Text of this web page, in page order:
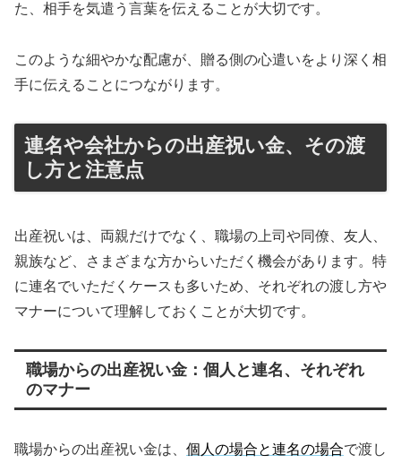
た、相手を気遣う言葉を伝えることが大切です。
このような細やかな配慮が、贈る側の心遣いをより深く相
手に伝えることにつながります。
連名や会社からの出産祝い金、その渡
し方と注意点
出産祝いは、両親だけでなく、職場の上司や同僚、友人、
親族など、さまざまな方からいただく機会があります。特
に連名でいただくケースも多いため、それぞれの渡し方や
マナーについて理解しておくことが大切です。
職場からの出産祝い金：個人と連名、それぞれ
のマナー
職場からの出産祝い金は、 個人の場合と連名の場合で渡し